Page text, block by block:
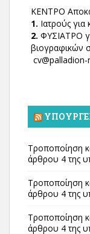
ΚΕΝΤΡΟ
1. Ιατρούς
2. ΦΥΣΙΑΤΡΟ
βιογραφικών
Τροποποίηση
άρθρου 4 της
Τροποποίηση
άρθρου 4 της
Τροποποίηση
άρθρου 4 της